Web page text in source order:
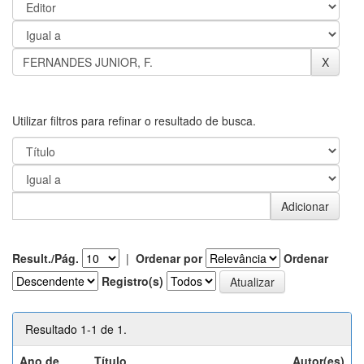
Utilizar filtros para refinar o resultado de busca.
Result./Pág. | Ordenar por
Ordenar
Registro(s)
Resultado 1-1 de 1.
Ano de
Título Autor(es)